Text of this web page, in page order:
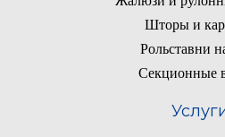
Шторы и
Рольставни
Секционные